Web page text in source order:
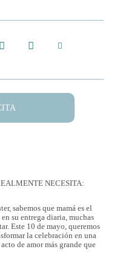
NECESITA:
sabemos que mamá es el
su entrega diaria, muchas
Este 10 de mayo, queremos
la celebración en una
de amor más grande que